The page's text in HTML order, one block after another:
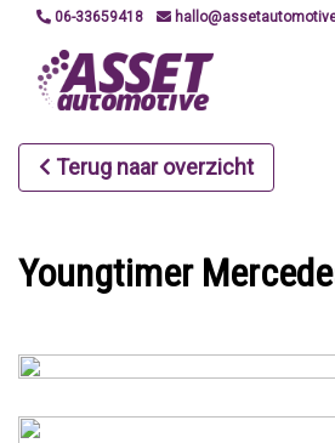
06-33659418
Terug naar overzicht
Youngtimer